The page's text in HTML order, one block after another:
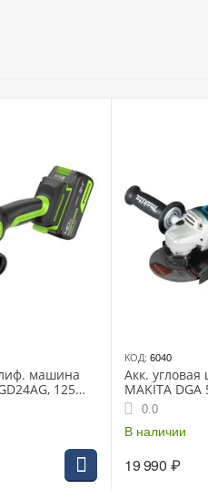
машина
125
10500 об/
ЗУ,
КОД: 6040
Акк.
MAKITA
125 мм, 18В,
2.3 кг, кор,
З/У
0.0
В наличии
19 990 ₽